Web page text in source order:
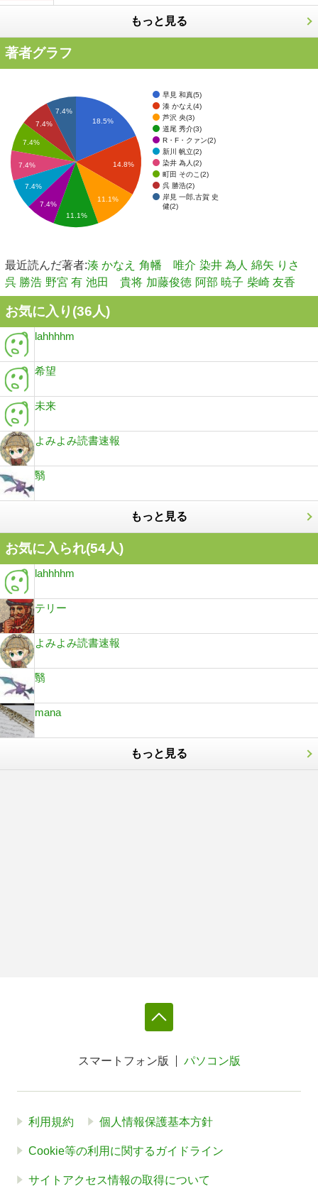
もっと見る
著者グラフ
早見 和真(5)
湊 かなえ(4)
芦沢 央(3)
道尾 秀介(3)
R・F・クァン(2)
新川 帆立(2)
染井 為人(2)
町田 そのこ(2)
呉 勝浩(2)
岸見 一郎,古賀 史
健(2)
18.5%
14.8%
11.1%
7.4%
7.4%
7.4%
7.4%
7.4%
7.4%
11.1%
最近読んだ著者:湊 かなえ 角幡 唯介 染井 為人 綿矢 りさ
呉 勝浩 野宮 有 池田 貴将 加藤俊徳 阿部 暁子 柴崎 友香
お気に入り(36人)
lahhhhm
希望
未来
よみよみ読書速報
翳
もっと見る
お気に入られ(54人)
lahhhhm
テリー
よみよみ読書速報
翳
mana
もっと見る
スマートフォン版 パソコン版
利用規約 個人情報保護基本方針
Cookie等の利用に関するガイドライン
サイトアクセス情報の取得について